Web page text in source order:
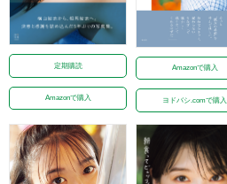
定期購読
Amazonで購入
Amazonで購入
ヨドバシ.comで購入